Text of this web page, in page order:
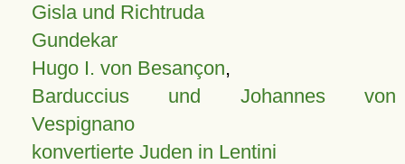
Gisla und Richtruda
Gundekar
Hugo I. von Besançon,
Barduccius und Johannes von
Vespignano
konvertierte Juden in Lentini